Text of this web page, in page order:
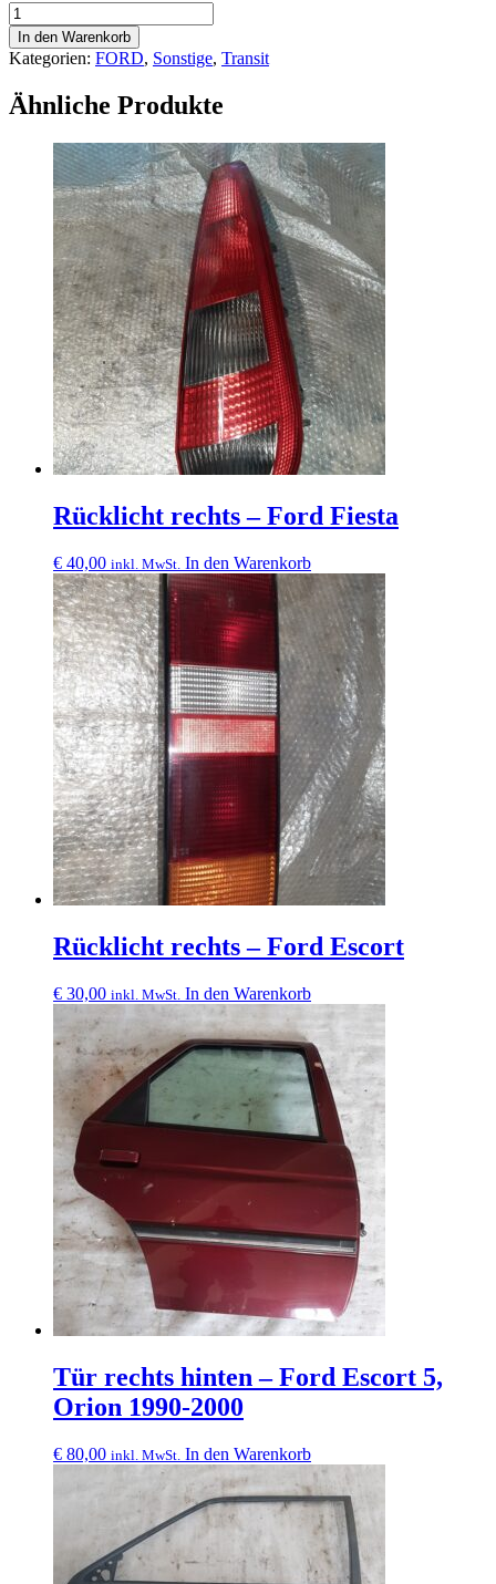
Blinkleuchte
-
2085657
-
Ford
Transit
Menge
In den Warenkorb
Kategorien: FORD, Sonstige, Transit
Ähnliche Produkte
Rücklicht rechts – Ford Fiesta
€ 40,00 inkl. MwSt. In den Warenkorb
Rücklicht rechts – Ford Escort
€ 30,00 inkl. MwSt. In den Warenkorb
Tür rechts hinten – Ford Escort 5,
Orion 1990-2000
€ 80,00 inkl. MwSt. In den Warenkorb